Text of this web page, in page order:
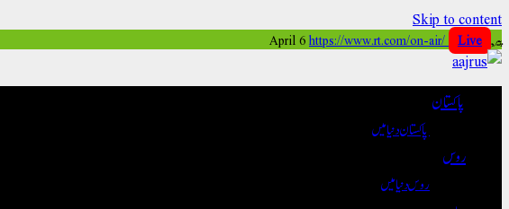
Skip to content
پیر, April 6 https://www.rt.com/on-air/ Live
پاکستان
پاکستان دنیا میں
روس
روس دنیا میں